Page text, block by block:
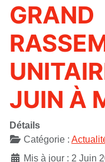
GRAND
JUIN À
Détails
Catégorie :
Mis à jour : 2 Juin